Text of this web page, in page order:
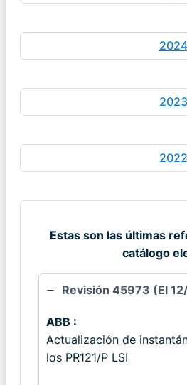
2024
2023
2022
Estas son las últimas
catálogo
Revisión 45973 (El
ABB :
Actualización de
los PR121/P LSI